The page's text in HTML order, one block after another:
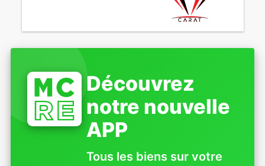
Découvrez
notre nouvelle
APP
Tous les biens sur votre